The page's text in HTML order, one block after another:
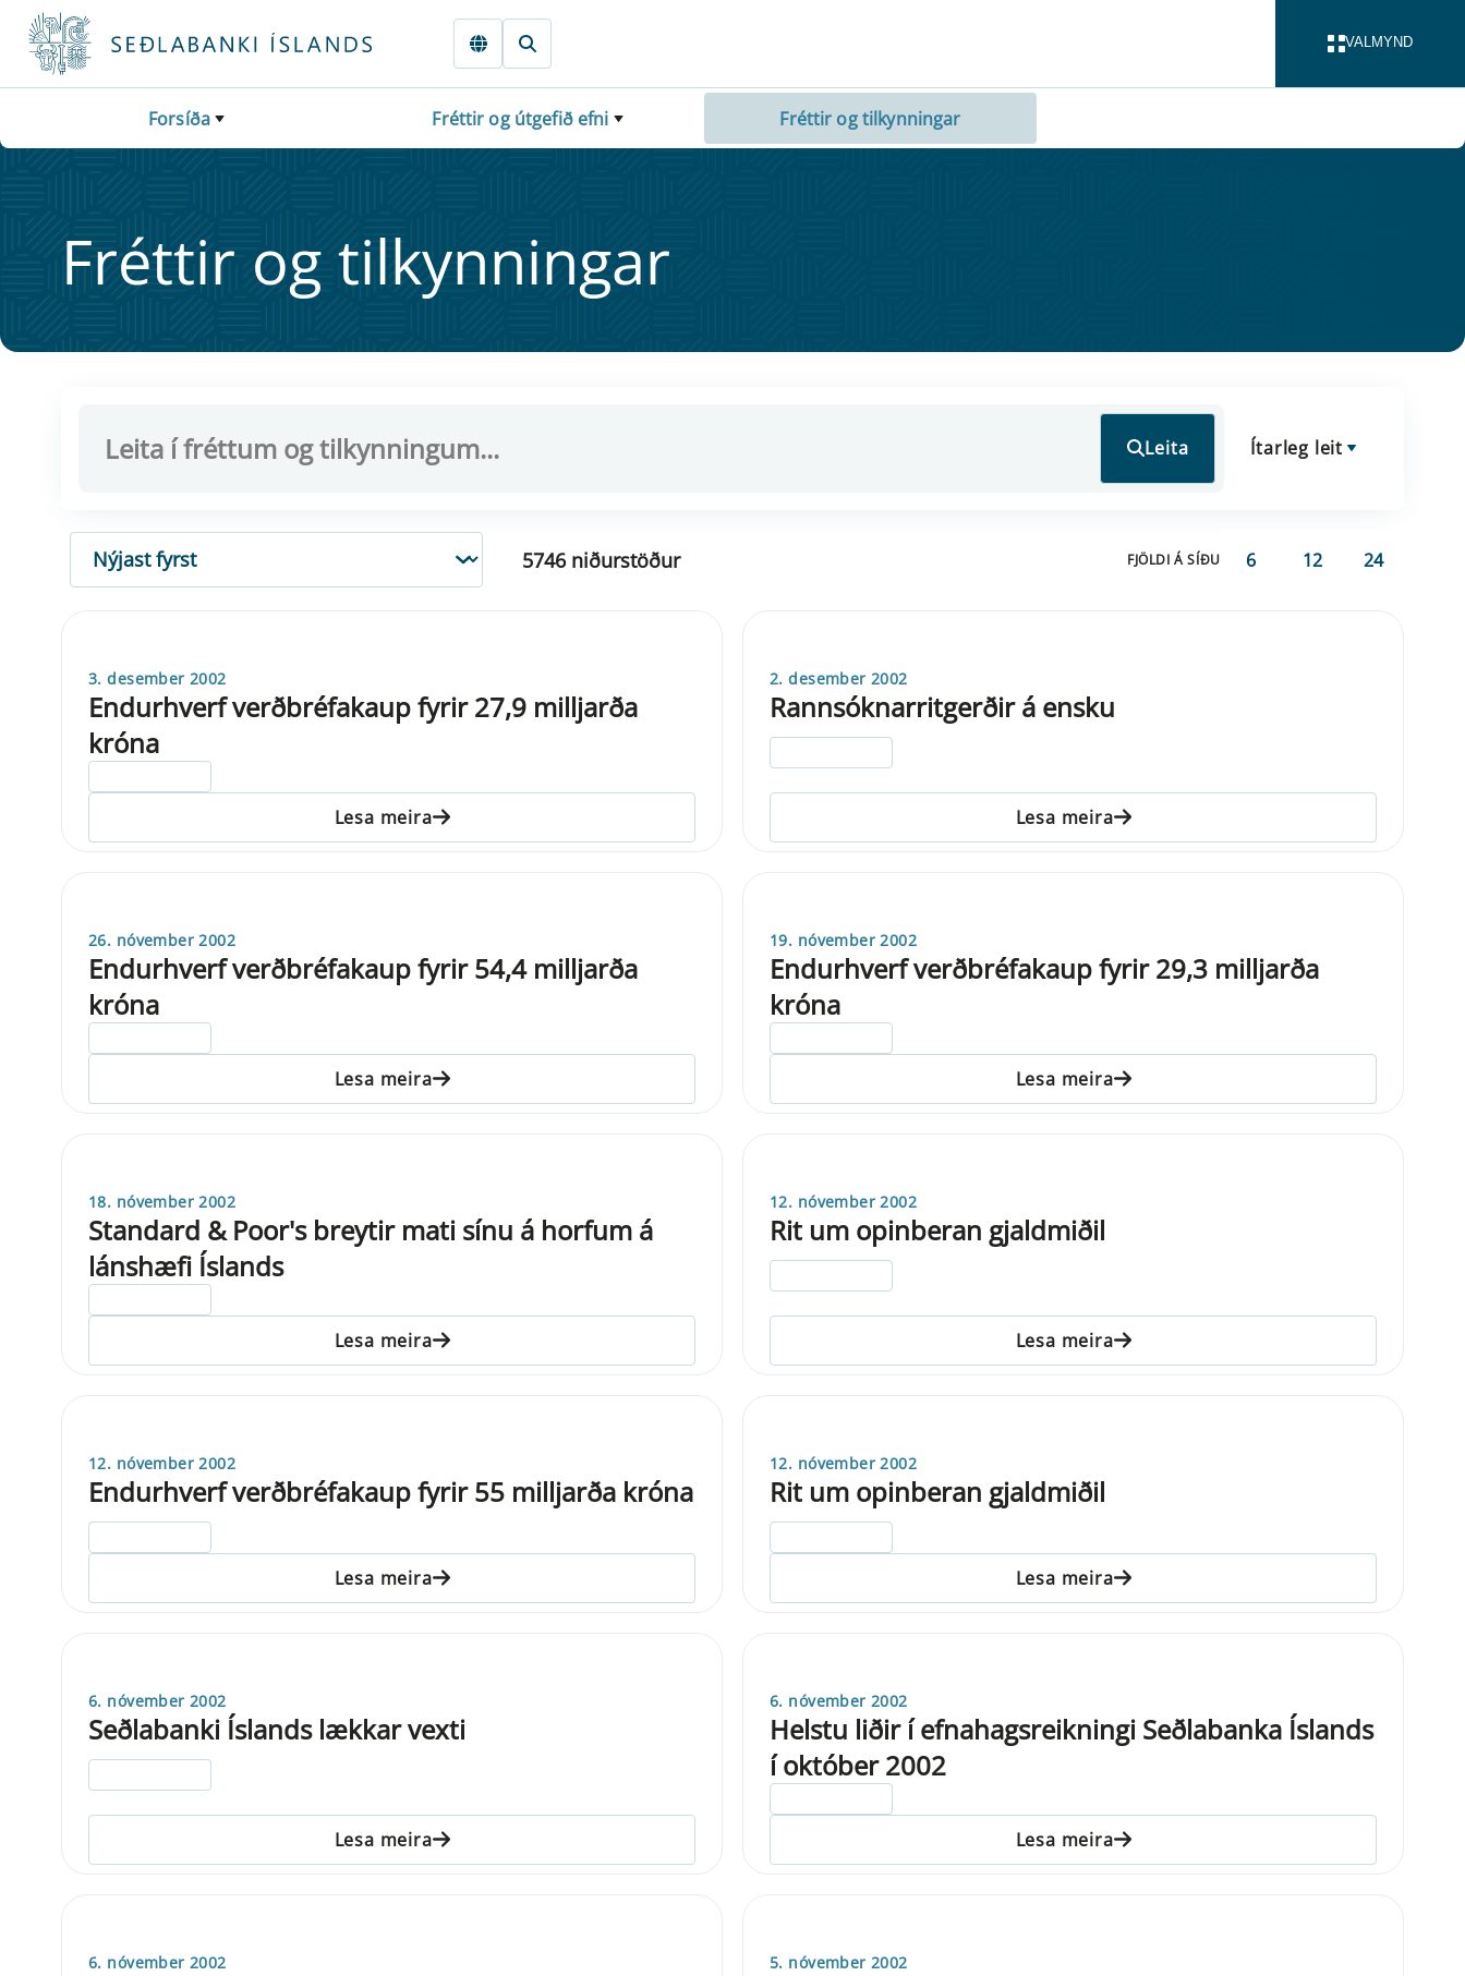
Fara beint í Meginmál
VALMYND
Forsíða Fréttir og útgefið efni Fréttir og tilkynningar
Frétt­ir og til­kynn­ing­ar
Leita Ítarleg leit
RÖÐUN
5746 niðurstöður FJÖLDI Á SÍÐU 6 12 24
3. desember 2002
Endurhverf verðbréfakaup fyrir 27,9 milljarða
króna
Lesa meira
2. desember 2002
Rannsóknarritgerðir á ensku
Lesa meira
26. nóvember 2002
Endurhverf verðbréfakaup fyrir 54,4 milljarða
króna
Lesa meira
19. nóvember 2002
Endurhverf verðbréfakaup fyrir 29,3 milljarða
króna
Lesa meira
18. nóvember 2002
Standard & Poor's breytir mati sínu á horfum á
lánshæfi Íslands
Lesa meira
12. nóvember 2002
Rit um opinberan gjaldmiðil
Lesa meira
12. nóvember 2002
Endurhverf verðbréfakaup fyrir 55 milljarða króna
Lesa meira
12. nóvember 2002
Rit um opinberan gjaldmiðil
Lesa meira
6. nóvember 2002
Seðlabanki Íslands lækkar vexti
Lesa meira
6. nóvember 2002
Helstu liðir í efnahagsreikningi Seðlabanka Íslands
í október 2002
Lesa meira
6. nóvember 2002 5. nóvember 2002